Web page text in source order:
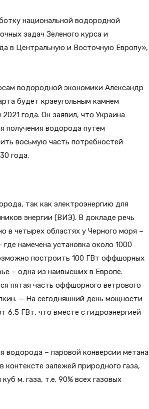
национальной водородной
задач Зеленого курса и
в Центральную и Восточную Европу»,
водородной экономики Александр
будет краеугольным камнем
года. Он заявил, что Украина
получения водорода путем
восьмую часть потребностей
года.
так как электроэнергию для
энергии (ВИЭ). В докладе речь
в четырех областях у Черного моря –
намечена установка около 1000
построить 100 ГВт оффшорных
– одна из наивысших в Европе.
пятая часть оффшорного ветрового
— На сегодняшний день мощности
6,5 ГВт, что вместе с гидроэнергией
водорода – паровой конверсии метана
залежей природного газа,
м. газа, т.е. 90% всех газовых